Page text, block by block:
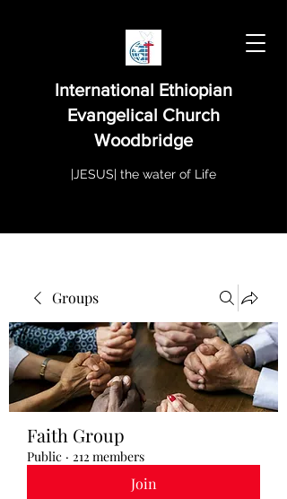
International Ethiopian
Evangelical Church
Woodbridge
|JESUS| the water of Life
Groups
Faith Group
Public · 212 members
Join